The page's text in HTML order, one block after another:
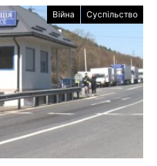
Війна Суспільство